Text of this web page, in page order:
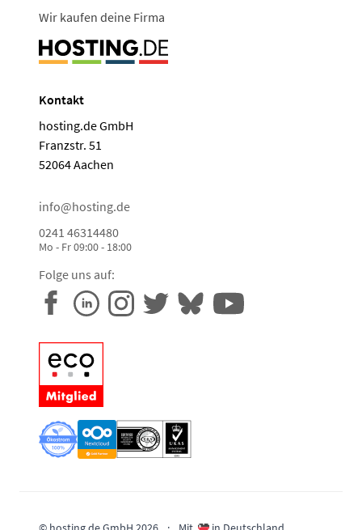
Wir kaufen deine Firma
Kontakt
hosting.de GmbH
Franzstr. 51
52064 Aachen
info@hosting.de
0241 46314480
Mo - Fr 09:00 - 18:00
Folge uns auf: